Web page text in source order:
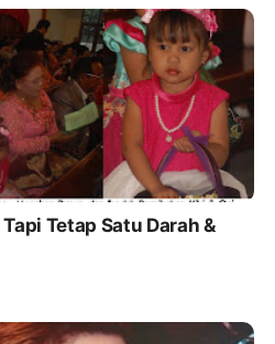
Tetap Satu Darah &